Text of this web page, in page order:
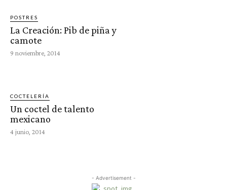
POSTRES
La Creación: Pib de piña y
camote
9 noviembre, 2014
COCTELERÍA
Un coctel de talento
mexicano
4 junio, 2014
- Advertisement -